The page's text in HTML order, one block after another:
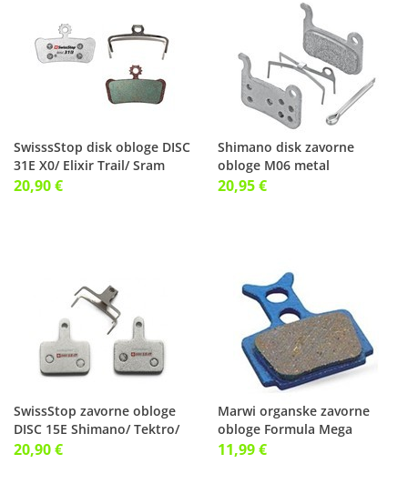
SwisssStop disk obloge DISC
31E X0/ Elixir Trail/ Sram
Guide
20,90 €
Shimano disk zavorne
obloge M06 metal
20,95 €
SwissStop zavorne obloge
DISC 15E Shimano/ Tektro/
20,90 €
Marwi organske zavorne
obloge Formula Mega
11,99 €